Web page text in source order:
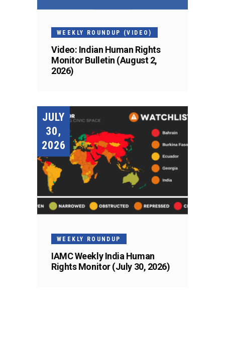
WEEKLY ROUNDUP (VIDEO)
Video: Indian Human Rights
Monitor Bulletin (August 2,
2026)
JULY
30,
2026
WEEKLY ROUNDUP
IAMC Weekly India Human
Rights Monitor (July 30, 2026)